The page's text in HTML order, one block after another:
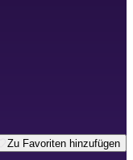
Zu Favoriten hinzufügen